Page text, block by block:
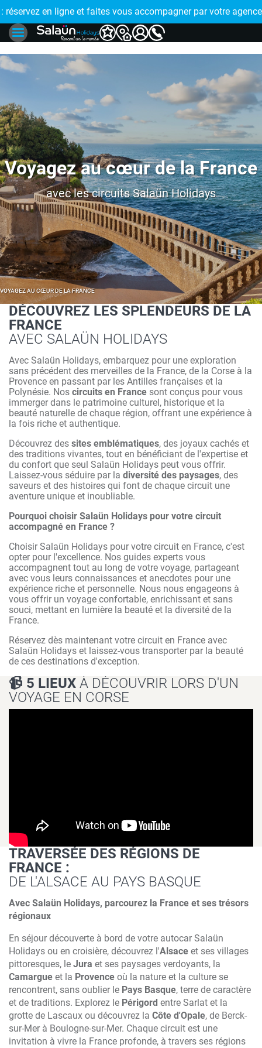
!réservez en ligne et faites vous accompagner par votre agence
🤩
Voyagez au cœur de la France
avec les circuits Salaün Holidays
VOYAGEZ AU CŒUR DE LA FRANCE
DÉCOUVREZ LES SPLENDEURS DE LA
FRANCE
AVEC SALAÜN HOLIDAYS
Avec Salaün Holidays, embarquez pour une exploration
sans précédent des merveilles de la France, de la Corse à la
Provence en passant par les Antilles françaises et la
Polynésie. Nos circuits en France sont conçus pour vous
immerger dans le patrimoine culturel, historique et la
beauté naturelle de chaque région, offrant une expérience à
la fois riche et authentique.
Découvrez des sites emblématiques, des joyaux cachés et
des traditions vivantes, tout en bénéficiant de l'expertise et
du confort que seul Salaün Holidays peut vous offrir.
Laissez-vous séduire par la diversité des paysages, des
saveurs et des histoires qui font de chaque circuit une
aventure unique et inoubliable.
Pourquoi choisir Salaün Holidays pour votre circuit
accompagné en France ?
Choisir Salaün Holidays pour votre circuit en France, c'est
opter pour l'excellence. Nos guides experts vous
accompagnent tout au long de votre voyage, partageant
avec vous leurs connaissances et anecdotes pour une
expérience riche et personnelle. Nous nous engageons à
vous offrir un voyage confortable, enrichissant et sans
souci, mettant en lumière la beauté et la diversité de la
France.
Réservez dès maintenant votre circuit en France avec
Salaün Holidays et laissez-vous transporter par la beauté
de ces destinations d'exception.
📹 5 LIEUX À DÉCOUVRIR LORS D'UN
VOYAGE EN CORSE
TRAVERSÉE DES RÉGIONS DE
FRANCE :
DE L'ALSACE AU PAYS BASQUE
Avec Salaün Holidays, parcourez la France et ses trésors
régionaux
En séjour découverte à bord de votre autocar Salaün
Holidays ou en croisière, découvrez l'Alsace et ses villages
pittoresques, le Jura et ses paysages verdoyants, la
Camargue et la Provence où la nature et la culture se
rencontrent, sans oublier le Pays Basque, terre de caractère
et de traditions. Explorez le Périgord entre Sarlat et la
grotte de Lascaux ou découvrez la Côte d'Opale, de Berck-
sur-Mer à Boulogne-sur-Mer. Chaque circuit est une
invitation à vivre la France profonde, à travers ses régions